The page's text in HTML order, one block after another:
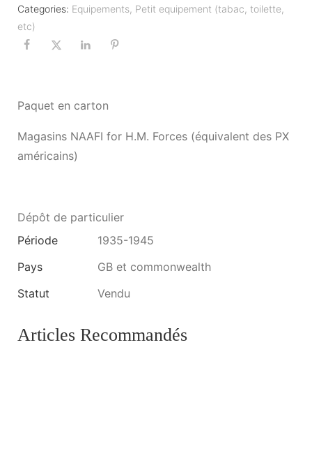
Categories: Equipements, Petit equipement (tabac, toilette,
etc)
Paquet en carton
Magasins NAAFI for H.M. Forces (équivalent des PX
américains)
Dépôt de particulier
Période
1935-1945
Pays
GB et commonwealth
Statut
Vendu
Articles Recommandés